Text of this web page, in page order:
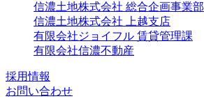
信濃土地株式会社 総合企画事業部
信濃土地株式会社 上越支店
有限会社ジョイフル 賃貸管理課
有限会社信濃不動産
採用情報
お問い合わせ